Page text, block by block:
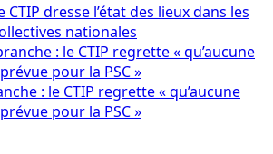
CTIP dresse l’état des lieux dans les
nationales
: le CTIP regrette « qu’aucune
pour la PSC »